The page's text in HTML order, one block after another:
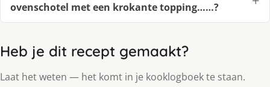
ovenschotel met een krokante topping……?
Heb je dit recept gemaakt?
Laat het weten — het komt in je kooklogboek te staan.